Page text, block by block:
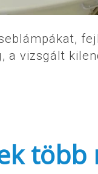
a vizsgált